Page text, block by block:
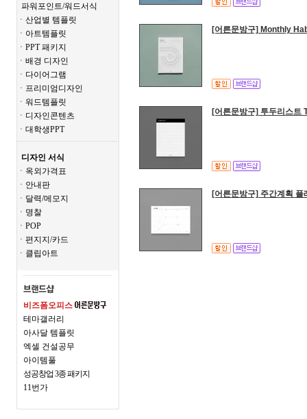
파워포인트/워드서식
ㆍ산업별 템플릿
ㆍ아트템플릿
ㆍPPT 패키지
ㆍ배경 디자인
ㆍ다이어그램
ㆍ프리미엄디자인
ㆍ워드템플릿
ㆍ디자인콘텐츠
ㆍ대학생PPT
디자인 서식
ㆍ옥외가격표
ㆍ안내판
ㆍ달력/메모지
ㆍ명찰
ㆍPOP
ㆍ편지지/카드
ㆍ클립아트
비즈폼오피스
테마갤러리
아사달 템플릿
엑셀 건설공무
아이템풀
성공창업 3종 패키지
11번가
[어른문방구] Monthly
[어른문방구] 투두리스트
[어른문방구] 주간계획 플